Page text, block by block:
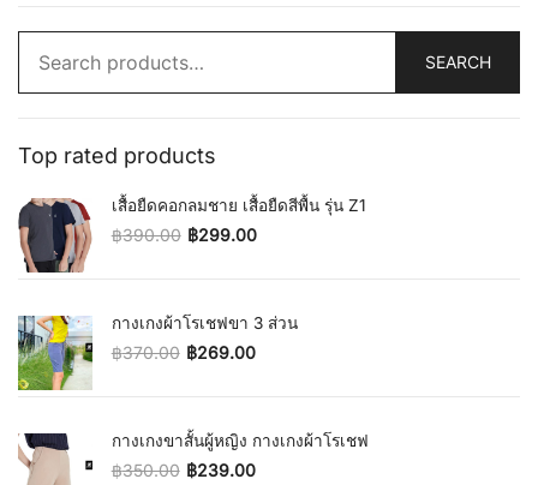
for:
SEARCH
Top rated products
เสื้อยืดคอกลมชาย เสื้อยืดสีพื้น รุ่น Z1
฿390.00
Original price was: ฿390.00.
฿299.00
Current price is: ฿299.00.
กางเกงผ้าโรเชฟขา 3 ส่วน
฿370.00
Original price was: ฿370.00.
฿269.00
Current price is: ฿269.00.
กางเกงขาสั้นผู้หญิง กางเกงผ้าโรเชฟ
฿350.00 ฿239.00